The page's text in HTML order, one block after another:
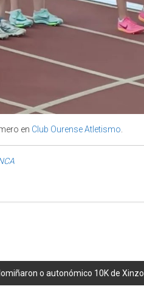
en Club Ourense Atletismo
o autonómico 10K de Xinzo